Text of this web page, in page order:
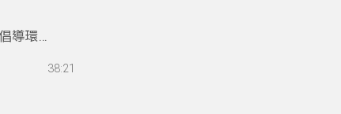
導環境
育設施38:21